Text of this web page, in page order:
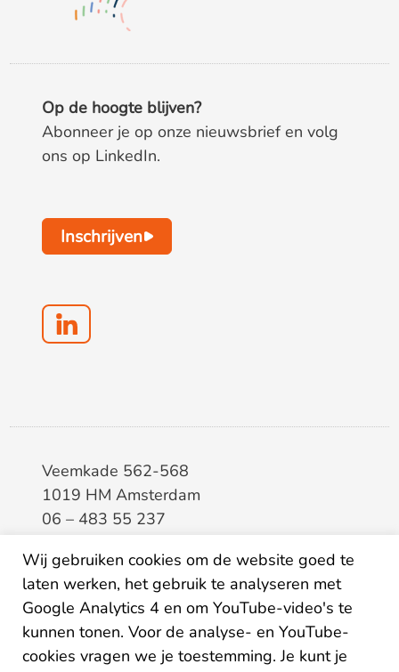
Op de hoogte blijven?
Abonneer je op onze nieuwsbrief en volg
ons op LinkedIn.
Inschrijven
Veemkade 562-568
1019 HM Amsterdam
06 – 483 55 237
BTW8133.20.343.B.01
KvK34207150
IBANNL26ABNA0507435125
Wij gebruiken cookies om de website goed te
laten werken, het gebruik te analyseren met
Google Analytics 4 en om YouTube-video's te
kunnen tonen. Voor de analyse- en YouTube-
cookies vragen we je toestemming. Je kunt je